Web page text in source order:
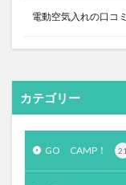
電動空気入れの口コ
カテゴリー
GO CAMP！ 21